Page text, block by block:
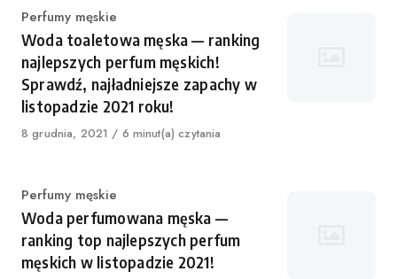
Category
Perfumy męskie
Woda toaletowa męska — ranking
najlepszych perfum męskich!
Sprawdź, najładniejsze zapachy w
listopadzie 2021 roku!
Published
8 grudnia, 2021 6 minut(a) czytania
Category
Perfumy męskie
Woda perfumowana męska —
ranking top najlepszych perfum
męskich w listopadzie 2021!